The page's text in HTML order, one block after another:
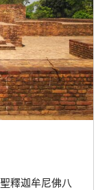
釋迦牟尼佛八